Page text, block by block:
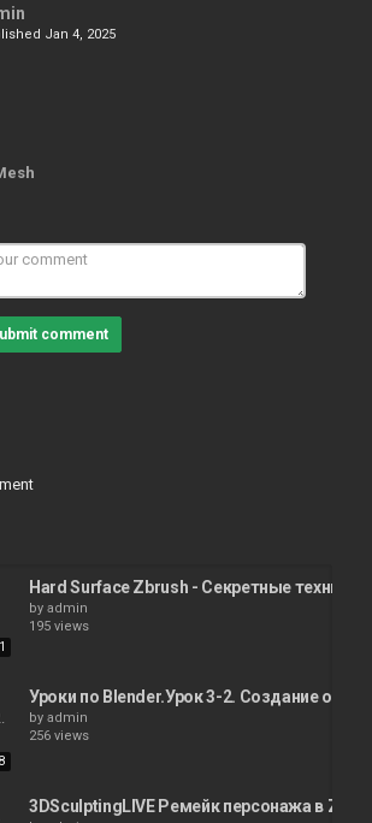
Jan 4, 2025
comment
Hard Surface Zbrush - Секретные техники
by admin
195 views
Уроки по Blender.Урок 3-2. Создание
by admin
256 views
3DSculptingLIVE Ремейк персонажа в